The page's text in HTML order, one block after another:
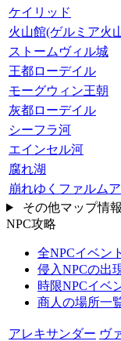
ケイリッド
火山館(ゲルミア火
ストームヴィル城
王都ローデイル
モーグウィン王朝
灰都ローデイル
シーフラ河
エインセル河
腐れ湖
崩れゆくファルム
その他マップ情報
NPC攻略
全NPCイベン
侵入NPCの出
時限NPCイベ
商人の場所一
アレキサンダー ヴ